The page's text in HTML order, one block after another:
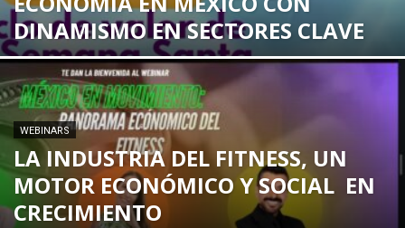
DINAMISMO EN SECTORES CLAVE
WEBINARS
LA INDUSTRIA DEL FITNESS, UN
MOTOR ECONÓMICO Y SOCIAL EN
CRECIMIENTO